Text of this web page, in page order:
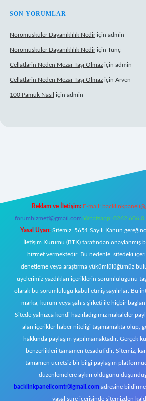
SON YORUMLAR
Nöromüsküler Dayanıklılık Nediriçin admin
Nöromüsküler Dayanıklılık Nediriçin Tunç
Cellatlarin Neden Mezar Taşı Olmaz için admin
Cellatlarin Neden Mezar Taşı Olmaz için Arven
100 Pamuk Nasıl için admin
Reklam ve İletişim: E-mail:
forumhizmeti@gmail.com Whatsapp: 0262 606 0
Yasal Uyarı: Sitemiz, 5651 Sayılı Kanun
İletişim Kurumu (BTK) tarafından onaylanmış
hizmet vermektedir. Bu nedenle, sitedeki
denetleme veya araştırma yükümlülüğümüz
üyelerimiz yazdıkları içeriklerin sorumluluğunu
olarak bu sorumluluğu kabul etmiş sayılırlar. Bu
marka, kurum veya şahıs şirketi ile hiçbir
Sitede yalnızca kendi hazırladığımız makaleler
alan içerikler haber niteliği taşımamakta olup,
hakkında paylaşım yapılmamaktadır. Gerçek
benzerlikleri tamamen tesadüfidir. Sitemiz,
tamamen ücretsiz bir bilgi paylaşım
düzenlemelere aykırı olduğunu
backlinkpanelicomtr@gmail.com adresine
yasal süre içerisinde sitemizden